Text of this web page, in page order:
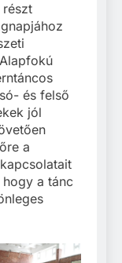
részt
és felső
jól
a
a tánc